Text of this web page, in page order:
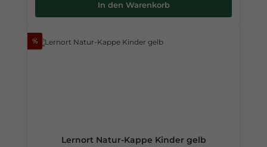
In den Warenkorb
%
Lernort Natur-Kappe Kinder gelb